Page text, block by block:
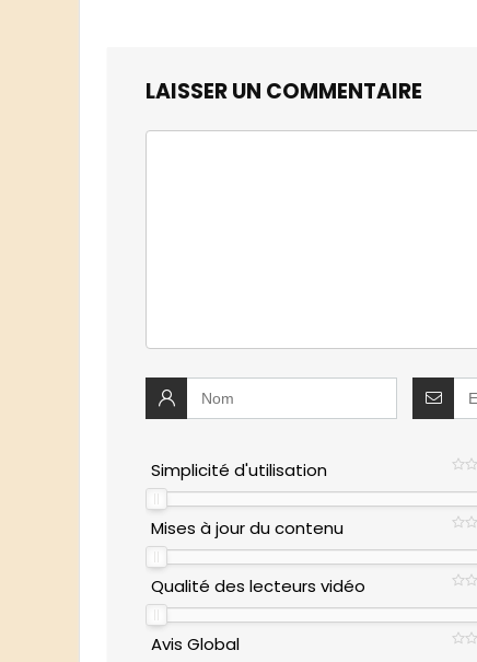
LAISSER UN COMMENTAIRE
Simplicité d'utilisation
Mises à jour du contenu
Qualité des lecteurs vidéo
Avis Global